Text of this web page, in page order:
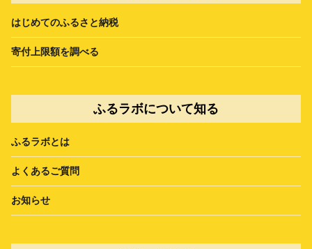
はじめてのふるさと納税
寄付上限額を調べる
ふるラボについて知る
ふるラボとは
よくあるご質問
お知らせ